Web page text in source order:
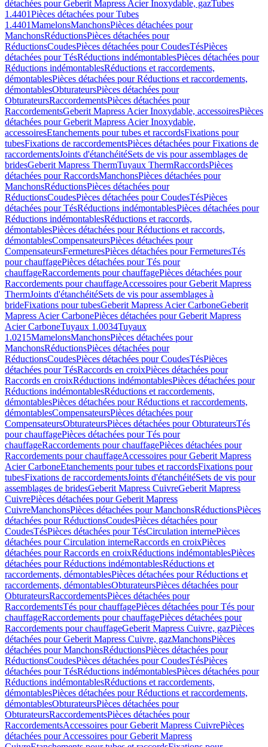
détachées pour Geberit Mapress Acier Inoxydable, gazTubes
1.4401Pièces détachées pour Tubes
1.4401MamelonsManchonsPièces détachées pour
ManchonsRéductionsPièces détachées pour
RéductionsCoudesPièces détachées pour CoudesTésPièces
détachées pour TésRéductions indémontablesPièces détachées pour
Réductions indémontablesRéductions et raccordements,
démontablesPièces détachées pour Réductions et raccordements,
démontablesObturateursPièces détachées pour
ObturateursRaccordementsPièces détachées pour
RaccordementsGeberit Mapress Acier Inoxydable, accessoiresPièces
détachées pour Geberit Mapress Acier Inoxydable,
accessoiresEtanchements pour tubes et raccordsFixations pour
tubesFixations de raccordementsPièces détachées pour Fixations de
raccordementsJoints d'étanchéitéSets de vis pour assemblages de
bridesGeberit Mapress ThermTuyaux ThermRaccordsPièces
détachées pour RaccordsManchonsPièces détachées pour
ManchonsRéductionsPièces détachées pour
RéductionsCoudesPièces détachées pour CoudesTésPièces
détachées pour TésRéductions indémontablesPièces détachées pour
Réductions indémontablesRéductions et raccords,
démontablesPièces détachées pour Réductions et raccords,
démontablesCompensateursPièces détachées pour
CompensateursFermeturesPièces détachées pour FermeturesTés
pour chauffagePièces détachées pour Tés pour
chauffageRaccordements pour chauffagePièces détachées pour
Raccordements pour chauffageAccessoires pour Geberit Mapress
ThermJoints d'étanchéitéSets de vis pour assemblages à
brideFixations pour tubesGeberit Mapress Acier CarboneGeberit
Mapress Acier CarbonePièces détachées pour Geberit Mapress
Acier CarboneTuyaux 1.0034Tuyaux
1.0215MamelonsManchonsPièces détachées pour
ManchonsRéductionsPièces détachées pour
RéductionsCoudesPièces détachées pour CoudesTésPièces
détachées pour TésRaccords en croixPièces détachées pour
Raccords en croixRéductions indémontablesPièces détachées pour
Réductions indémontablesRéductions et raccordements,
démontablesPièces détachées pour Réductions et raccordements,
démontablesCompensateursPièces détachées pour
CompensateursObturateursPièces détachées pour ObturateursTés
pour chauffagePièces détachées pour Tés pour
chauffageRaccordements pour chauffagePièces détachées pour
Raccordements pour chauffageAccessoires pour Geberit Mapress
Acier CarboneEtanchements pour tubes et raccordsFixations pour
tubesFixations de raccordementsJoints d'étanchéitéSets de vis pour
assemblages de bridesGeberit Mapress CuivreGeberit Mapress
CuivrePièces détachées pour Geberit Mapress
CuivreManchonsPièces détachées pour ManchonsRéductionsPièces
détachées pour RéductionsCoudesPièces détachées pour
CoudesTésPièces détachées pour TésCirculation internePièces
détachées pour Circulation interneRaccords en croixPièces
détachées pour Raccords en croixRéductions indémontablesPièces
détachées pour Réductions indémontablesRéductions et
raccordements, démontablesPièces détachées pour Réductions et
raccordements, démontablesObturateursPièces détachées pour
ObturateursRaccordementsPièces détachées pour
RaccordementsTés pour chauffagePièces détachées pour Tés pour
chauffageRaccordements pour chauffagePièces détachées pour
Raccordements pour chauffageGeberit Mapress Cuivre, gazPièces
détachées pour Geberit Mapress Cuivre, gazManchonsPièces
détachées pour ManchonsRéductionsPièces détachées pour
RéductionsCoudesPièces détachées pour CoudesTésPièces
détachées pour TésRéductions indémontablesPièces détachées pour
Réductions indémontablesRéductions et raccordements,
démontablesPièces détachées pour Réductions et raccordements,
démontablesObturateursPièces détachées pour
ObturateursRaccordementsPièces détachées pour
RaccordementsAccessoires pour Geberit Mapress CuivrePièces
détachées pour Accessoires pour Geberit Mapress